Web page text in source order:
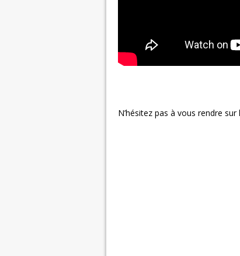
N’hésitez pas à vous rendre